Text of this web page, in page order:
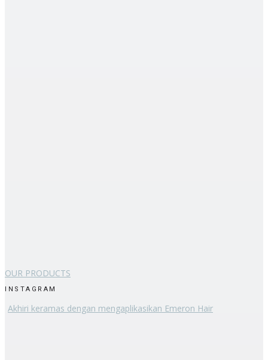
OUR PRODUCTS
INSTAGRAM
Akhiri keramas dengan mengaplikasikan Emeron Hair